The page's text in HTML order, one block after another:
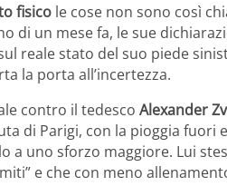
fisico le cose non sono così
di un mese fa, le sue
reale stato del suo piede
la porta all’incertezza.
contro il tedesco Alexander
di Parigi, con la pioggia fuori
a uno sforzo maggiore. Lui
e che con meno